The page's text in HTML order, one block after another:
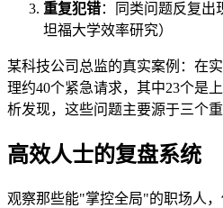
重复犯错：同类问题反复出
坦福大学效率研究）
某科技公司总监的真实案例：在
理约40个紧急请求，其中23个是
析发现，这些问题主要源于三个
高效人士的复盘系统
观察那些能"掌控全局"的职场人